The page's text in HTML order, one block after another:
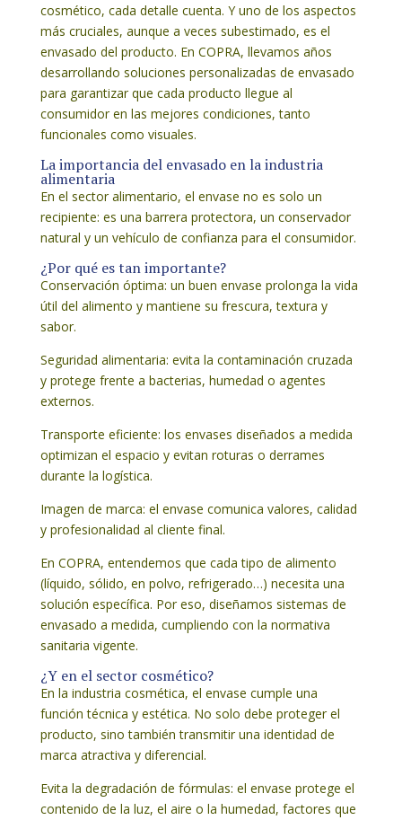
cosmético, cada detalle cuenta. Y uno de los aspectos
más cruciales, aunque a veces subestimado, es el
envasado del producto. En COPRA, llevamos años
desarrollando soluciones personalizadas de envasado
para garantizar que cada producto llegue al
consumidor en las mejores condiciones, tanto
funcionales como visuales.
La importancia del envasado en la industria
alimentaria
En el sector alimentario, el envase no es solo un
recipiente: es una barrera protectora, un conservador
natural y un vehículo de confianza para el consumidor.
¿Por qué es tan importante?
Conservación óptima: un buen envase prolonga la vida
útil del alimento y mantiene su frescura, textura y
sabor.
Seguridad alimentaria: evita la contaminación cruzada
y protege frente a bacterias, humedad o agentes
externos.
Transporte eficiente: los envases diseñados a medida
optimizan el espacio y evitan roturas o derrames
durante la logística.
Imagen de marca: el envase comunica valores, calidad
y profesionalidad al cliente final.
En COPRA, entendemos que cada tipo de alimento
(líquido, sólido, en polvo, refrigerado…) necesita una
solución específica. Por eso, diseñamos sistemas de
envasado a medida, cumpliendo con la normativa
sanitaria vigente.
¿Y en el sector cosmético?
En la industria cosmética, el envase cumple una
función técnica y estética. No solo debe proteger el
producto, sino también transmitir una identidad de
marca atractiva y diferencial.
Evita la degradación de fórmulas: el envase protege el
contenido de la luz, el aire o la humedad, factores que